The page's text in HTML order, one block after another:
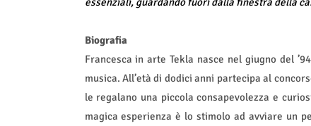
Biografia
Francesca in arte Tekla nasce nel giugno del
musica. All’età di dodici anni partecipa al
le regalano una piccola consapevolezza e
magica esperienza è lo stimolo ad avviare un